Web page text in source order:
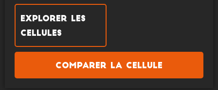
Explorer les
cellules
Comparer la cellule